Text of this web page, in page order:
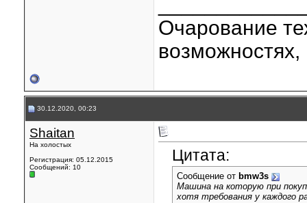
Очарование
возможностях,
30.12.2020, 00:23
Shaitan
На холостых
Регистрация: 05.12.2015
Сообщений: 10
Цитата:
Сообщение от bmw3s
Машина на которую при
хотя требования у каждого